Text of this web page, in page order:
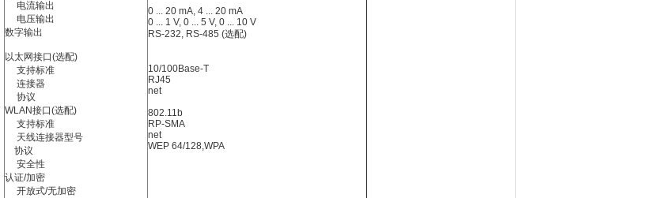
电流输出
电压输出
数字输出
以太网接口(选配)
支持标准
连接器
协议
WLAN接口(选配)
支持标准
天线连接器型号
协议
安全性
认证/加密
开放式/无加密
0 ... 20 mA, 4 ... 20 mA
0 ... 1 V, 0 ... 5 V, 0 ... 10 V
RS-232, RS-485 (选配)
10/100Base-T
RJ45
net
802.11b
RP-SMA
net
WEP 64/128,WPA